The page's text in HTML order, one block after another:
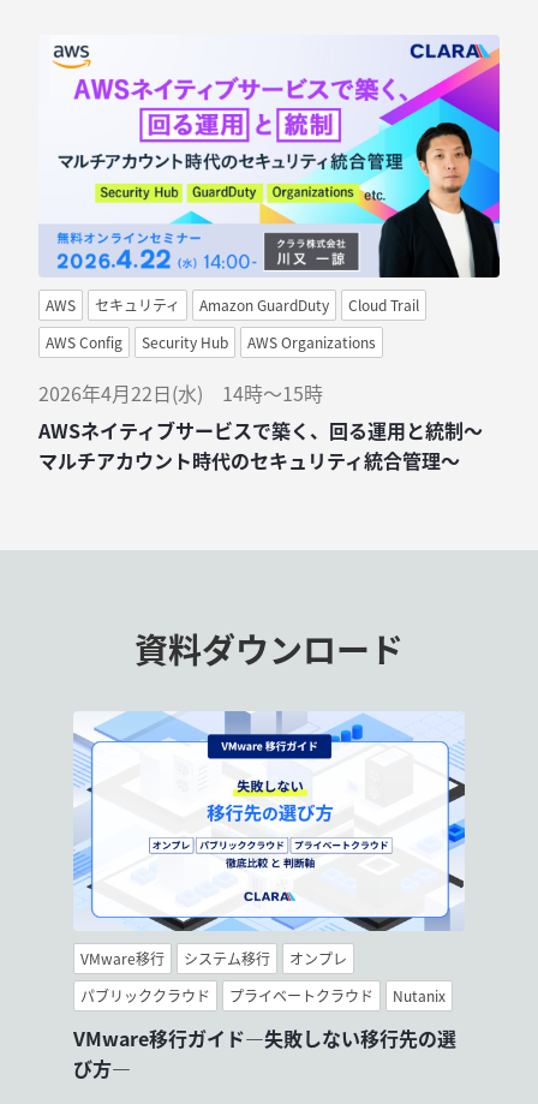
AWS セキュリティ Amazon GuardDuty
Cloud Trail
AWS Config
Security Hub AWS Organizations
2026年4月22日(水) 14時～15時
AWSネイティブサービスで築く、回る運用と統制～
マルチアカウント時代のセキュリティ統合管理～
資料ダウンロード
VMware移行 システム移行
オンプレ
パブリッククラウド
プライベートクラウド Nutanix
VMware移行ガイド―失敗しない移行先の選
び方―